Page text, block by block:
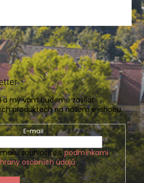
a my vám budeme zasílat
produktech na našem e-shopu.
E-mail
souhlasíte spodmínkami
osobních údajů